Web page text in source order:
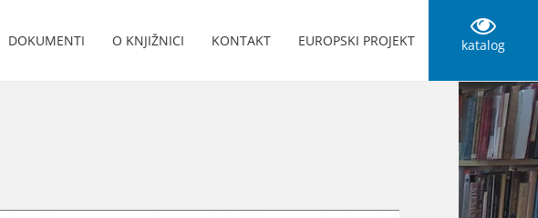
katalog
DOKUMENTI O KNJIŽNICI KONTAKT EUROPSKI PROJEKT